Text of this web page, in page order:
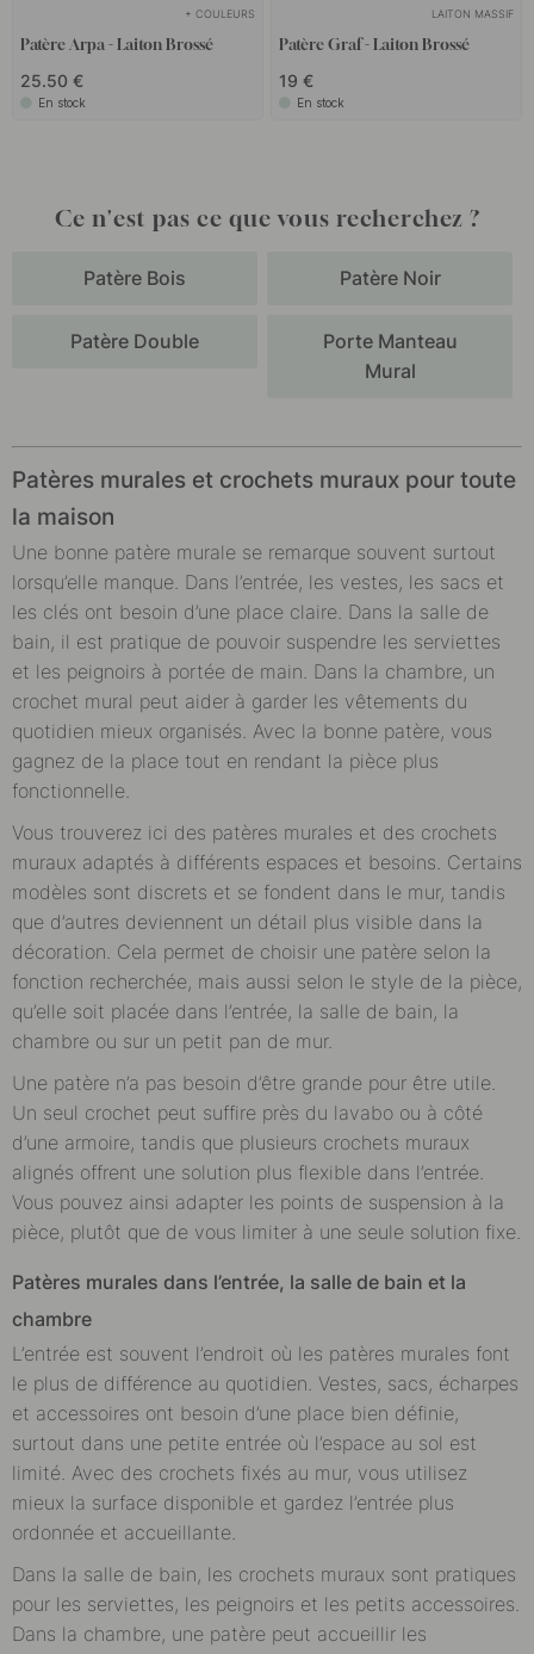
+ COULEURS
Patère Arpa - Laiton Brossé
25.50 €
En stock
LAITON MASSIF
Patère Graf - Laiton Brossé
19 €
En stock
Ce n'est pas ce que vous recherchez ?
Patère Bois Patère Noir
Patère Double
Porte Manteau
Mural
Patères murales et crochets muraux pour toute
la maison
Une bonne patère murale se remarque souvent surtout
lorsqu’elle manque. Dans l’entrée, les vestes, les sacs et
les clés ont besoin d’une place claire. Dans la salle de
bain, il est pratique de pouvoir suspendre les serviettes
et les peignoirs à portée de main. Dans la chambre, un
crochet mural peut aider à garder les vêtements du
quotidien mieux organisés. Avec la bonne patère, vous
gagnez de la place tout en rendant la pièce plus
fonctionnelle.
Vous trouverez ici des patères murales et des crochets
muraux adaptés à différents espaces et besoins. Certains
modèles sont discrets et se fondent dans le mur, tandis
que d’autres deviennent un détail plus visible dans la
décoration. Cela permet de choisir une patère selon la
fonction recherchée, mais aussi selon le style de la pièce,
qu’elle soit placée dans l’entrée, la salle de bain, la
chambre ou sur un petit pan de mur.
Une patère n’a pas besoin d’être grande pour être utile.
Un seul crochet peut suffire près du lavabo ou à côté
d’une armoire, tandis que plusieurs crochets muraux
alignés offrent une solution plus flexible dans l’entrée.
Vous pouvez ainsi adapter les points de suspension à la
pièce, plutôt que de vous limiter à une seule solution fixe.
Patères murales dans l’entrée, la salle de bain et la
chambre
L’entrée est souvent l’endroit où les patères murales font
le plus de différence au quotidien. Vestes, sacs, écharpes
et accessoires ont besoin d’une place bien définie,
surtout dans une petite entrée où l’espace au sol est
limité. Avec des crochets fixés au mur, vous utilisez
mieux la surface disponible et gardez l’entrée plus
ordonnée et accueillante.
Dans la salle de bain, les crochets muraux sont pratiques
pour les serviettes, les peignoirs et les petits accessoires.
Dans la chambre, une patère peut accueillir les